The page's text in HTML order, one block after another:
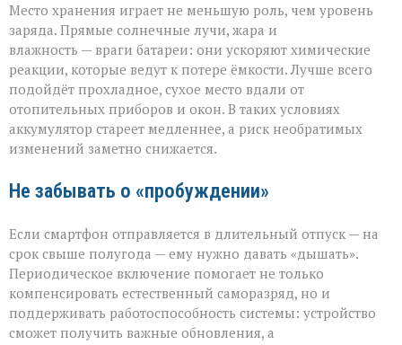
Место хранения играет не меньшую роль, чем уровень
заряда. Прямые солнечные лучи, жара и
влажность — враги батареи: они ускоряют химические
реакции, которые ведут к потере ёмкости. Лучше всего
подойдёт прохладное, сухое место вдали от
отопительных приборов и окон. В таких условиях
аккумулятор стареет медленнее, а риск необратимых
изменений заметно снижается.
Не забывать о «пробуждении»
Если смартфон отправляется в длительный отпуск — на
срок свыше полугода — ему нужно давать «дышать».
Периодическое включение помогает не только
компенсировать естественный саморазряд, но и
поддерживать работоспособность системы: устройство
сможет получить важные обновления, а